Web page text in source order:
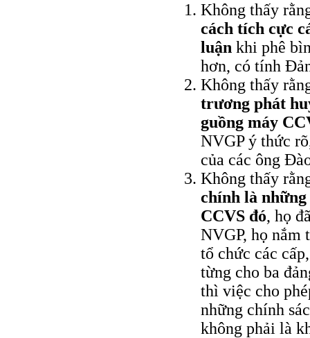
Không thấy
cách tích cực
luận khi phê
hơn, có tính
Không thấy
trương phát
guồng máy
NVGP ý thức
của các ông
Không thấy
chính là những
CCVS đó, họ
NVGP, họ nắm
tổ chức các
từng cho ba
thì việc cho
những chính
không phải là